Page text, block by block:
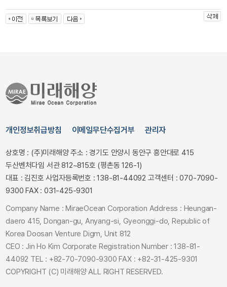
개인정보취급방침 이메일무단수집거부 관리자
상호명 : (주)미래해양 주소 : 경기도 안양시 동안구 흥안대로 415
두산벤처다임 서관 812~815호 (평촌동 126-1)
대표 : 김진호 사업자등록번호 : 138-81-44092 고객센터 : 070-7090-
9300 FAX : 031-425-9301
Company Name : MiraeOcean Corporation Address : Heungan-
daero 415, Dongan-gu, Anyang-si, Gyeonggi-do, Republic of
Korea Doosan Venture Digm, Unit 812
CEO : Jin Ho Kim Corporate Registration Number : 138-81-
44092 TEL : +82-70-7090-9300 FAX : +82-31-425-9301
COPYRIGHT (C) 미래해양 ALL RIGHT RESERVED.